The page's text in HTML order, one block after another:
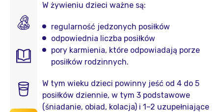
W żywieniu dzieci ważne są:
regularność jedzonych posiłków
odpowiednia liczba posiłków
pory karmienia, które odpowiadają porze
posiłków rodzinnych.
W tym wieku dzieci powinny jeść od 4 do 5
posiłków dziennie, w tym 3 podstawowe
(śniadanie, obiad, kolacja) i 1–2 uzupełniające